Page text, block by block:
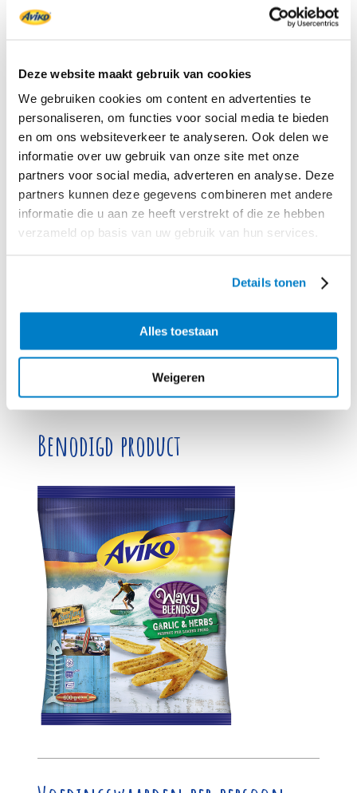
Deze website maakt gebruik van cookies
We gebruiken cookies om content en advertenties te
personaliseren, om functies voor social media te bieden
en om ons websiteverkeer te analyseren. Ook delen we
informatie over uw gebruik van onze site met onze
partners voor social media, adverteren en analyse. Deze
partners kunnen deze gegevens combineren met andere
informatie die u aan ze heeft verstrekt of die ze hebben
verzameld op basis van uw gebruik van hun services.
Details tonen
Alles toestaan
Weigeren
zure room toe en pureer tot een gladde saus. Breng op smaak met 2
laat de kaas in de warme room smelten. Klop in een maatbeker de
eidooier los. Schenk er al kloppend wat kaasroom bij en klop glad.
Voeghet dooiermengsel weer aan de kaasroom toe en laat de saus op
heel laag vuur nog 1-2 minuten al kloppend binden. Breng op smaak met
zout en peper.
Schep
de Wavy friet op een schaal of 4 borden. Verdeel er de
tomaatjes, de rest van de avocadoblokjes en rode ui, de salsa en de
avocadoroom over. Bestrooi met de bosui en serveer met de warme
kaasroom.
en ideaal als je niet weet hoeveel mensen aanschuiven! Je kunt
smaak.
lichtgerookte smaak.
Benodigd product